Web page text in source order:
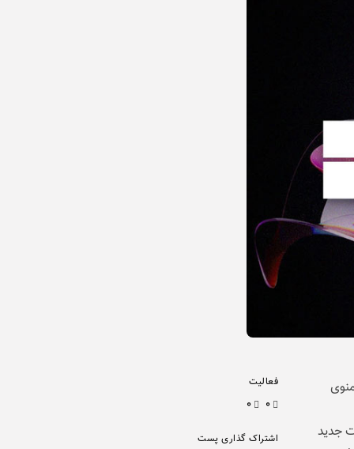
برای منوی
جدید
فعالیت
۰ ۰
اشتراک گذاری پست